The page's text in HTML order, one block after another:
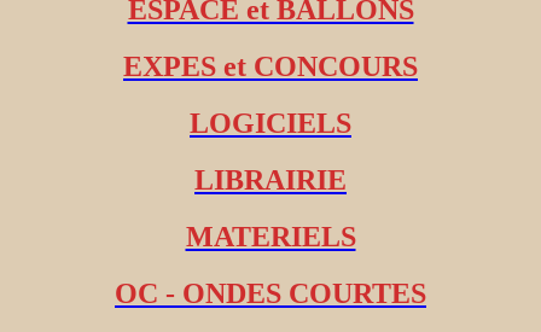
ESPACE et BALLONS
EXPES et CONCOURS
LOGICIELS
LIBRAIRIE
MATERIELS
OC - ONDES COURTES